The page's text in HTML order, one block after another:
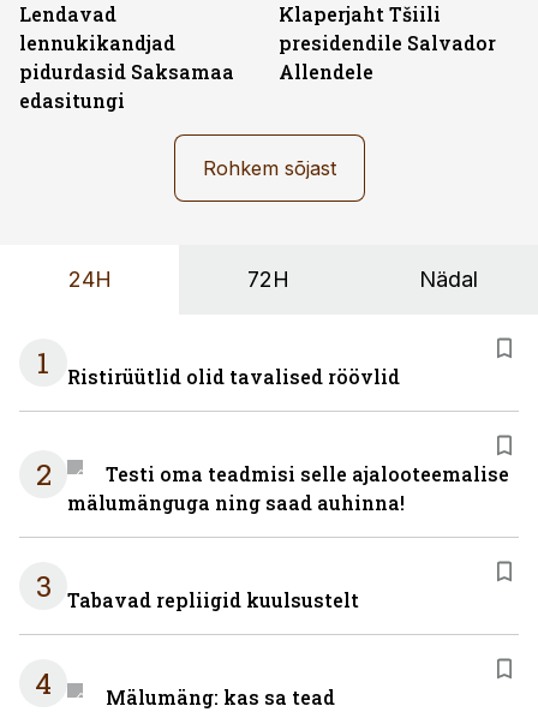
Lendavad
lennukikandjad
pidurdasid Saksamaa
edasitungi
Klaperjaht Tšiili
presidendile Salvador
Allendele
Rohkem sõjast
24H 72H Nädal
1 Ristirüütlid olid tavalised röövlid
2
Testi oma teadmisi selle ajalooteemalise
mälumänguga ning saad auhinna!
3 Tabavad repliigid kuulsustelt
4 Mälumäng: kas sa tead